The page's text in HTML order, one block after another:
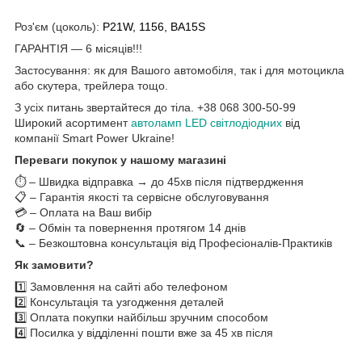
Роз'єм (цоколь): P21W, 1156, BA15S
ГАРАНТІЯ — 6 місяців!!!
Застосування: як для Вашого автомобіля, так і для мотоцикла
або скутера, трейлера тощо.
З усіх питань звертайтеся до тіла. +38 068 300-50-99
Широкий асортиментавтоламп LED світлодіодних від
компанії Smart Power Ukraine!
Переваги покупок у нашому магазині
⏱️ – Швидка відправка → до 45хв після підтвердження
📋 – Гарантія якості та сервісне обслуговування
💳 – Оплата на Ваш вибір
🔄 – Обмін та повернення протягом 14 днів
📞 – Безкоштовна консультація від Професіоналів-Практиків
Як замовити?
1️⃣ Замовлення на сайті або телефоном
2️⃣ Консультація та узгодження деталей
3️⃣ Оплата покупки найбільш зручним способом
4️⃣ Посилка у відділенні пошти вже за 45 хв після